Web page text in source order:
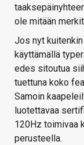
ole mitään
Jos nyt kuitenkin
käyttämällä
edes sitoutua
tuettuna koko
Samoin
luotettavaa
120Hz toimivaa
perusteella.